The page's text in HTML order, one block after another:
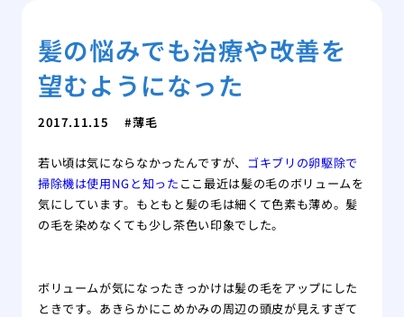
髪の悩みでも治療や改善を
望むようになった
2017.11.15 薄毛
若い頃は気にならなかったんですが、 ゴキブリの卵駆除で
掃除機は使用NGと知った ここ最近は髪の毛のボリュームを
気にしています。もともと髪の毛は細くて色素も薄め。髪
の毛を染めなくても少し茶色い印象でした。
ボリュームが気になったきっかけは髪の毛をアップにした
ときです。あきらかにこめかみの周辺の頭皮が見えすぎて